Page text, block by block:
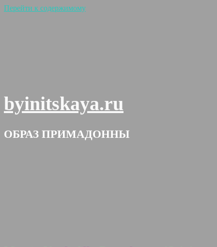
Перейти к содержимому
byinitskaya.ru
ОБРАЗ ПРИМАДОННЫ